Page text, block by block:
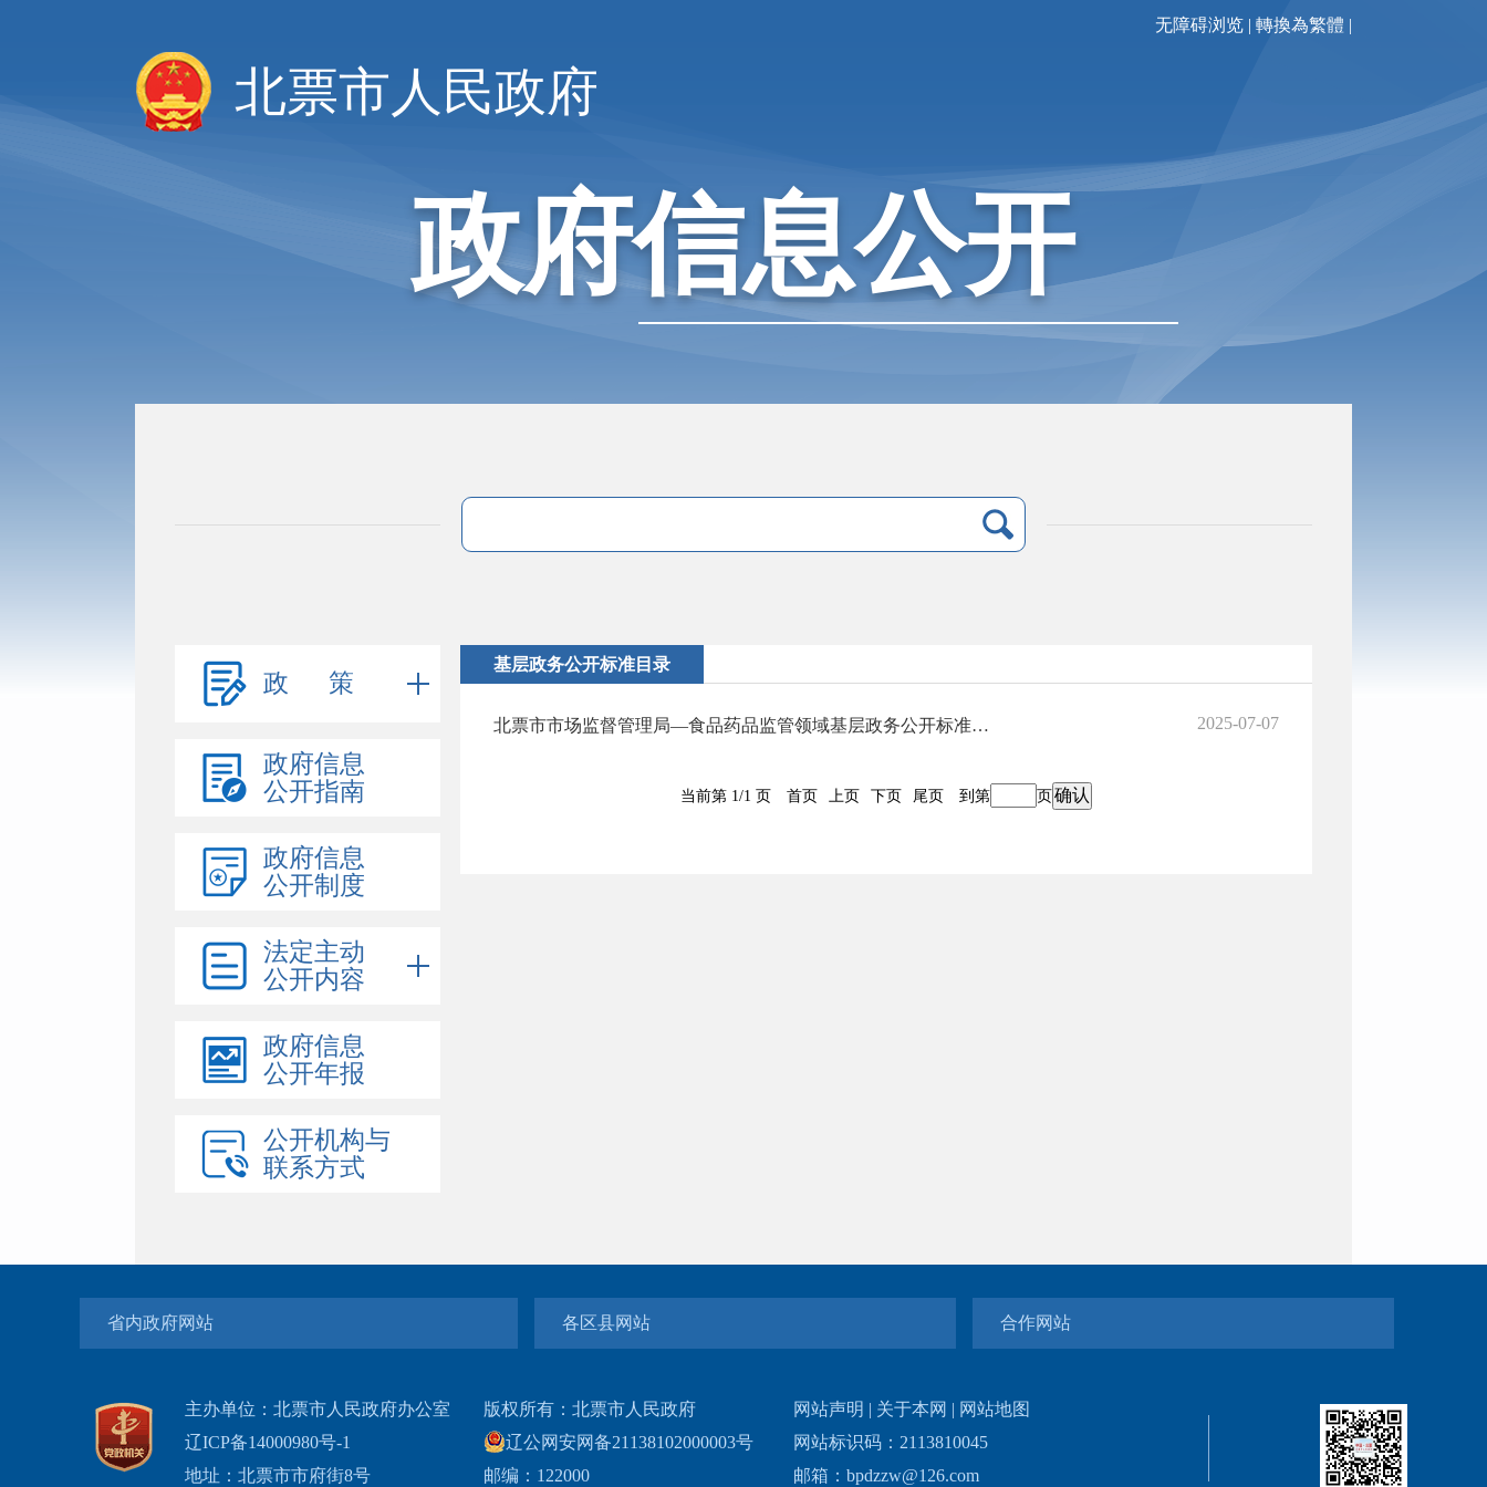
无障碍浏览 | 轉換為繁體 |
北票市人民政府
政府信息公开
政 策
政府信息
公开指南
政府信息
公开制度
法定主动
公开内容
政府信息
公开年报
公开机构与
联系方式
基层政务公开标准目录
北票市市场监督管理局—食品药品监管领域基层政务公开标准目录 2025-07-07
当前第 1/1 页 首页 上页 下页 尾页 到第 页
省内政府网站 各区县网站 合作网站
主办单位：北票市人民政府办公室
辽ICP备14000980号-1
地址：北票市市府街8号
版权所有：北票市人民政府
辽公网安网备21138102000003号
邮编：122000
网站声明 | 关于本网 | 网站地图
网站标识码：2113810045
邮箱：bpdzzw@126.com